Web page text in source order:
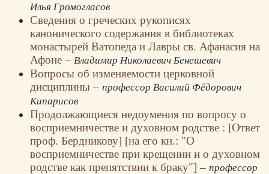
Илья Громогласов
Сведения о греческих рукописях
канонического содержания в библиотеках
монастырей Ватопеда и Лавры св. Афанасия на
Афоне– Владимир Николаевич Бенешевич
Вопросы об изменяемости церковной
дисциплины– профессор Василий Фёдорович
Кипарисов
Продолжающиеся недоумения по вопросу о
восприемничестве и духовном родстве : [Ответ
проф. Бердникову] [на его кн.: "О
восприемничестве при крещении и о духовном
родстве как препятствии к браку"]– профессор